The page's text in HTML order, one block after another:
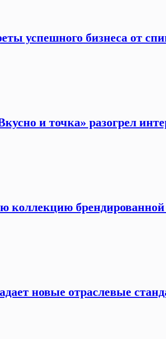
успешного бизнеса от
и точка» разогрел
коллекцию
новые отраслевые